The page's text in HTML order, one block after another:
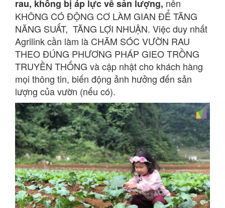
rau, không bị áp lực về sản lượng, nên
KHÔNG CÓ ĐỘNG CƠ LÀM GIAN ĐỂ TĂNG
NĂNG SUẤT, TĂNG LỢI NHUẬN. Việc duy nhất
Agrilink cần làm là CHĂM SÓC VƯỜN RAU
THEO ĐÚNG PHƯƠNG PHÁP GIEO TRỒNG
TRUYỀN THỐNG và cập nhật cho khách hàng
mọi thông tin, biến động ảnh hưởng đến sản
lượng của vườn (nếu có).